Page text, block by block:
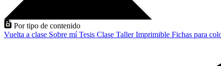
Por tipo de contenido
Vuelta a clase Sobre míTesis Clase TallerImprimible Fichas para